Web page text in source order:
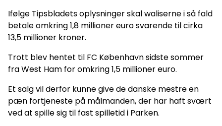
Ifølge Tipsbladets oplysninger skal waliserne i så fald
betale omkring 1,8 millioner euro svarende til cirka
13,5 millioner kroner.
Trott blev hentet til FC København sidste sommer
fra West Ham for omkring 1,5 millioner euro.
Et salg vil derfor kunne give de danske mestre en
pæn fortjeneste på målmanden, der har haft svært
ved at spille sig til fast spilletid i Parken.